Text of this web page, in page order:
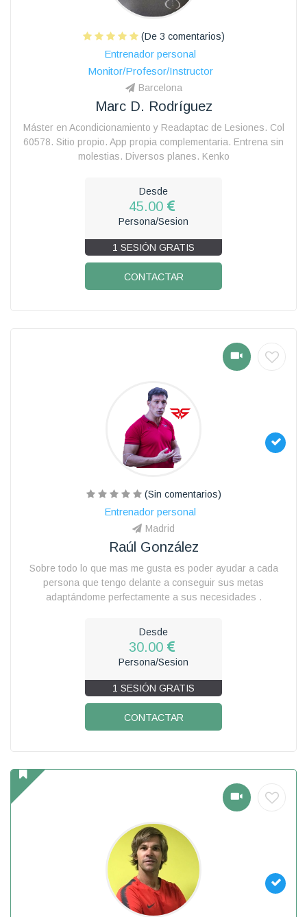
(De 3 comentarios)
Entrenador personal
Monitor/Profesor/Instructor
Barcelona
Marc D. Rodríguez
Máster en Acondicionamiento y Readaptac de Lesiones. Col
60578. Sitio propio. App propia complementaria. Entrena sin
molestias. Diversos planes. Kenko
Desde
45.00
Persona/Sesion
1 SESIÓN GRATIS
CONTACTAR
(Sin comentarios)
Entrenador personal
Madrid
Raúl González
Sobre todo lo que mas me gusta es poder ayudar a cada
persona que tengo delante a conseguir sus metas
adaptándome perfectamente a sus necesidades .
Desde
30.00
Persona/Sesion
1 SESIÓN GRATIS
CONTACTAR